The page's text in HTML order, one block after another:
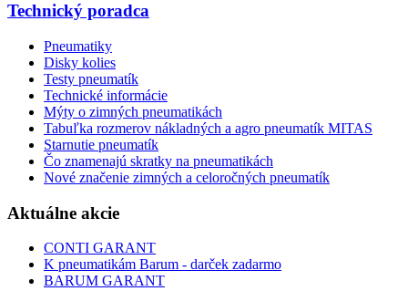
Technický poradca
Pneumatiky
Disky kolies
Testy pneumatík
Technické informácie
Mýty o zimných pneumatikách
Tabuľka rozmerov nákladných a agro pneumatík MITAS
Starnutie pneumatík
Čo znamenajú skratky na pneumatikách
Nové značenie zimných a celoročných pneumatík
Aktuálne akcie
CONTI GARANT
K pneumatikám Barum - darček zadarmo
BARUM GARANT